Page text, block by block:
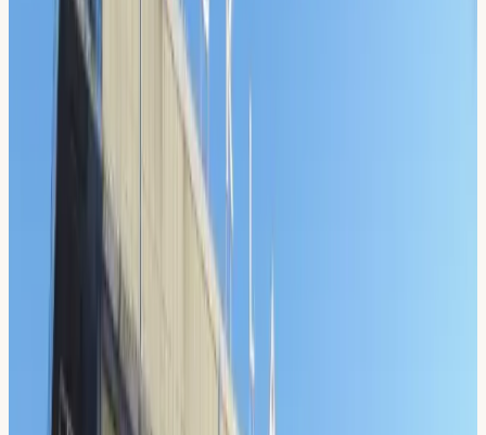
4,8 på Google
Teori på 5 språk
Din körskola i Sickla
Närmsta lokal: Sickla Sedan 2009
är din lokala körskola för dig som bor eller
Sickla . Vår närmsta lokal ligger i
emot elever från hela
Sickla
Sedan 2009 har vi hjälpt tusentals elever ta körkort, med
personlig undervisning, erfarna lärare och flexibla upplägg
som passar just dig.
Körlektioner & intensivkurs
Riskettan &